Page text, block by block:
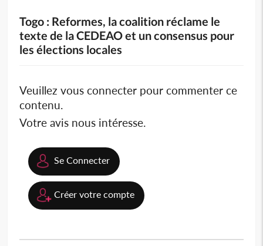
Togo : Reformes, la coalition réclame le
texte de la CEDEAO et un consensus pour
les élections locales
Veuillez vous connecter pour commenter ce
contenu.
Votre avis nous intéresse.
Se Connecter
Créer votre compte